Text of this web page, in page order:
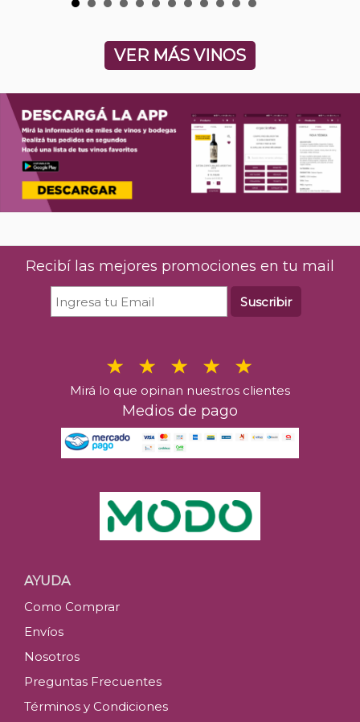
VER MÁS VINOS
Recibí las mejores promociones en tu mail
Suscribir
Mirá lo que opinan nuestros clientes
Medios de pago
AYUDA
Como Comprar
Envíos
Nosotros
Preguntas Frecuentes
Términos y Condiciones